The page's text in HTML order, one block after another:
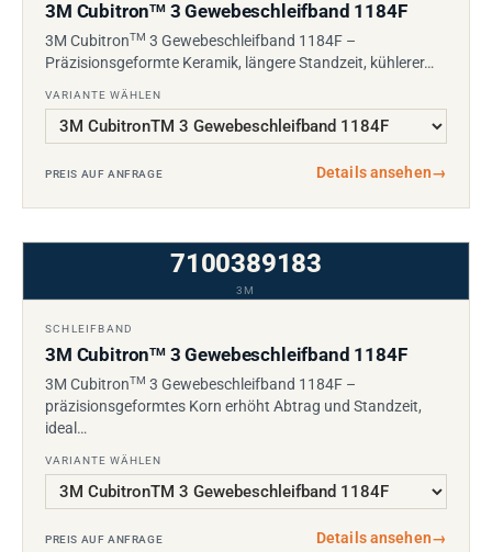
3M CubitronTM3 Gewebeschleifband 1184F
3M CubitronTM 3 Gewebeschleifband 1184F –
Präzisionsgeformte Keramik, längere Standzeit, kühlerer…
VARIANTE WÄHLEN
PREIS AUF ANFRAGE Details ansehen→
7100389183
3M
SCHLEIFBAND
3M CubitronTM3 Gewebeschleifband 1184F
3M CubitronTM 3 Gewebeschleifband 1184F –
präzisionsgeformtes Korn erhöht Abtrag und Standzeit,
ideal…
VARIANTE WÄHLEN
PREIS AUF ANFRAGE Details ansehen→